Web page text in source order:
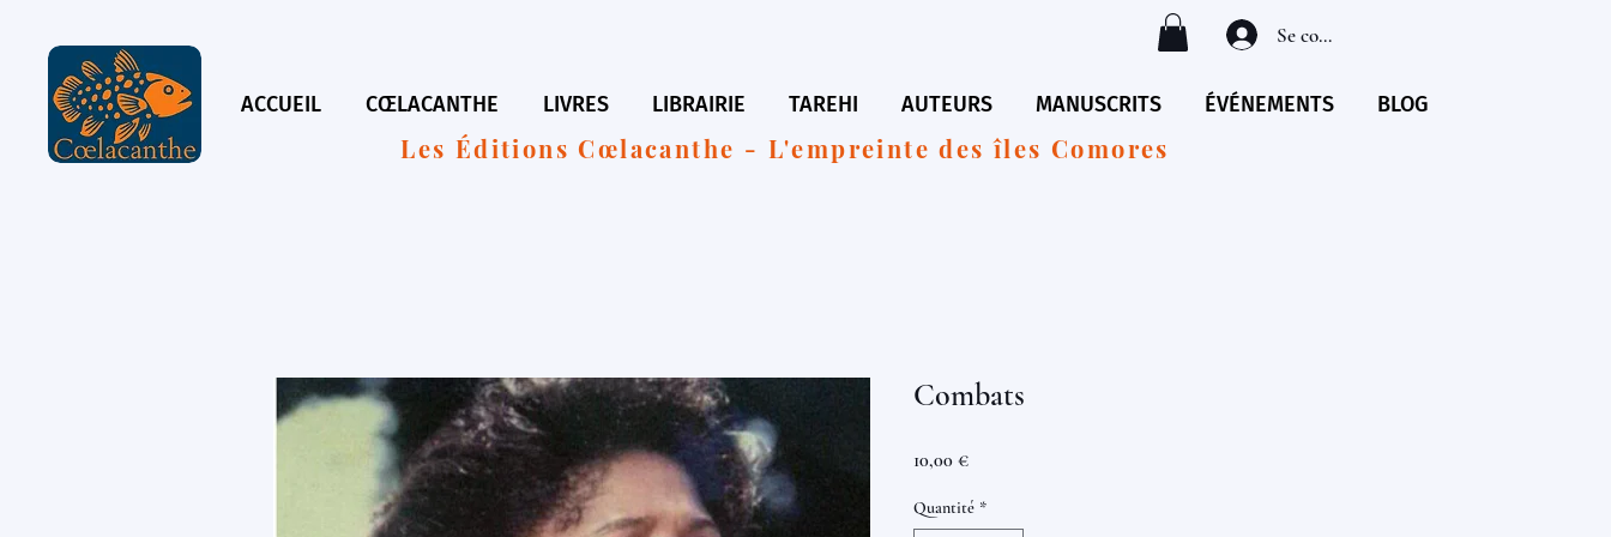
Se connecter
ACCUEIL CŒLACANTHE LIVRES LIBRAIRIE TAREHI AUTEURS MANUSCRITS ÉVÉNEMENTS BLOG
Les Éditions Cœlacanthe - L'empreinte des îles Comores
Combats
10,00 €Prix
Quantité *